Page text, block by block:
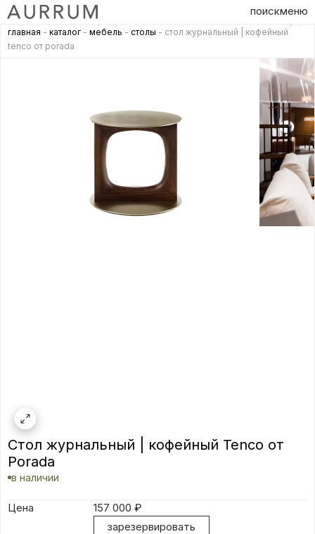
поискменю
главная - каталог - мебель - столы - стол журнальный | кофейный
tenco от porada
Стол журнальный | кофейный Tenco от
Porada
в наличии
Цена 157 000 ₽
зарезервировать